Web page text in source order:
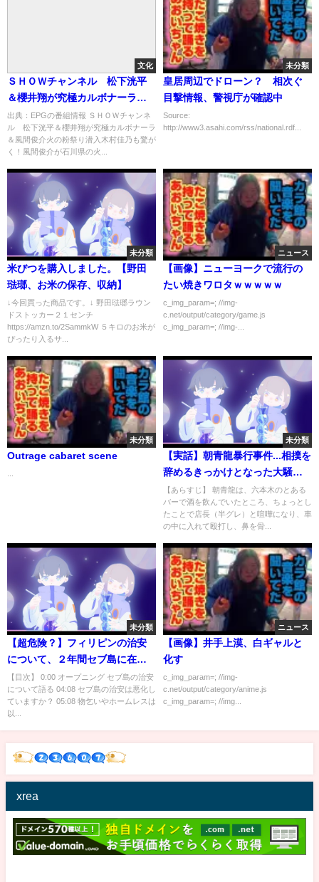
文化
ＳＨＯＷチャンネル 松下洸平
＆櫻井翔が究極カルボナーラ＆
風間俊介火の粉祭り潜入[字]…の
番組内容解析まとめ
出典：EPGの番組情報 ＳＨＯＷチャンネ
ル 松下洸平＆櫻井翔が究極カルボナーラ
＆風間俊介火の粉祭り潜入木村佳乃も驚が
く！風間俊介が石川県の火...
未分類
皇居周辺でドローン？ 相次ぐ
目撃情報、警視庁が確認中
Source:
http://www3.asahi.com/rss/national.rdf...
未分類
米びつを購入しました。【野田
琺瑯、お米の保存、収納】
↓今回買った商品です。↓ 野田琺瑯ラウン
ドストッカー２１センチ
https://amzn.to/2SammkW ５キロのお米が
ぴったり入るサ...
ニュース
【画像】ニューヨークで流行の
たい焼きワロタｗｗｗｗｗ
c_img_param=; //img-
c.net/output/category/game.js
c_img_param=; //img-...
未分類
Outrage cabaret scene
未分類
【実話】朝青龍暴行事件...相撲を
辞めるきっかけとなった大騒
動。
【あらすじ】 朝青龍は、六本木のとある
バーで酒を飲んでいたところ、ちょっとし
たことで店長（半グレ）と喧嘩になり、車
の中に入れて殴打し、鼻を骨...
未分類
【超危険？】フィリピンの治安
について、２年間セブ島に在住
したYouTuberがガチで語りま
す！セブ島留学・観光を考えて
る方は必見！
【目次】 0:00 オープニング セブ島の治安
について語る 04:08 セブ島の治安は悪化し
ていますか？ 05:08 物乞いやホームレスは
以...
ニュース
【画像】井手上漠、白ギャルと
化す
c_img_param=; //img-
c.net/output/category/anime.js
c_img_param=; //img...
xrea